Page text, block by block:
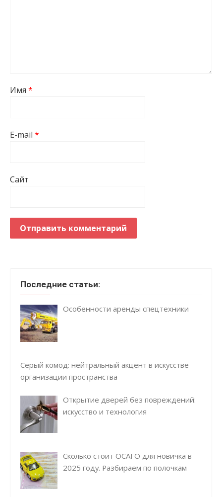
Имя *
E-mail *
Сайт
Последние статьи:
Особенности аренды спецтехники
Серый комод: нейтральный акцент в искусстве
организации пространства
Открытие дверей без повреждений:
искусство и технология
Сколько стоит ОСАГО для новичка в
2025 году. Разбираем по полочкам